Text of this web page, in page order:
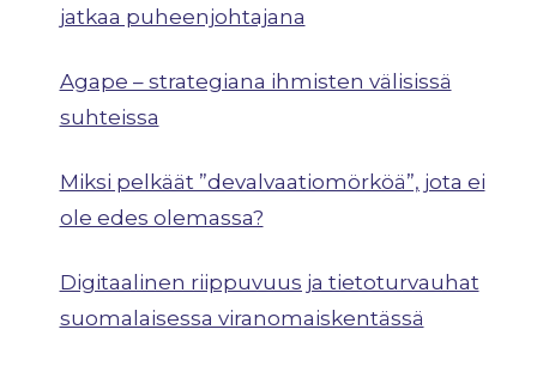
jatkaa puheenjohtajana
Agape – strategiana ihmisten välisissä
suhteissa
Miksi pelkäät ”devalvaatiomörköä”, jota ei
ole edes olemassa?
Digitaalinen riippuvuus ja tietoturvauhat
suomalaisessa viranomaiskentässä